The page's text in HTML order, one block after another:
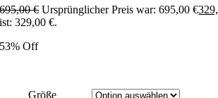
695,00€ Ursprünglicher Preis war: 695,00 €
ist: 329,00 €.
53% Off
Größe